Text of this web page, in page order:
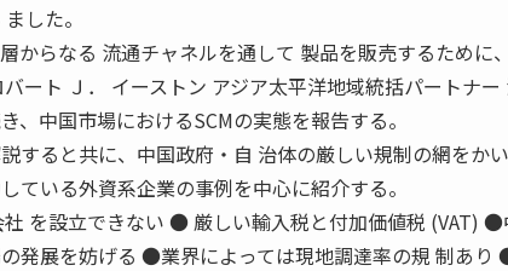
した。
からなる 流通チャネルを通して 製品を販売するために
ート Ｊ． イーストン アジア太平洋地域統括パートナー
、中国市場におけるSCMの実態を報告する。
すると共に、中国政府・自 治体の厳しい規制の網をかい
ている外資系企業の事例を中心に紹介する。
を設立できない ● 厳しい輸入税と付加価値税 (VAT) ●
発展を妨げる ●業界によっては現地調達率の規 制あり